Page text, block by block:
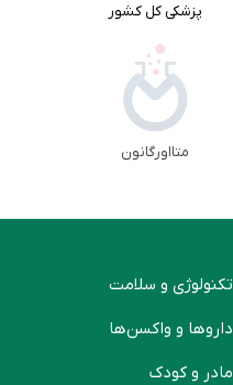
پزشکی کل کشور
متااورگانون
تکنولوژی و سلامت
دارو‌ها و واکسن‌ها
مادر و کودک